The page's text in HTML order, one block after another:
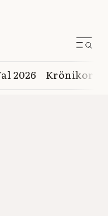
2026 Krönikor